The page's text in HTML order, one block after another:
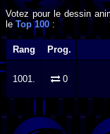
Votez pour le dessin
le Top 100 :
Rang Prog.
1001. 0